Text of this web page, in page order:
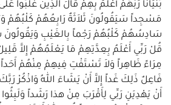
بُنْيَاناً رَبُّهُمْ أَعْلَمُ بِهِمْ قَالَ الذِينَ غَلَبُوا
مَسْجِداً سَيَقُولُونَ ثَلاَثَةٌ رَابِعُهُمْ كَلْبُهُمْ
سَادِسُهُمْ كَلْبُهُمْ رَجْماً بِالغَيْبِ
قُلْ رَبِّي أَعْلَمُ بِعِدَّتِهِمْ مَا يَعْلَمُهُمْ إِلاَّ قَلِيلٌ
مِرَاءً ظَاهِراً وَلاَ تَسْتَفْتِ فِيهِمْ مِنْهُمْ
فَاعِلٌ ذَلِكَ غَداً إِلاَّ أَنْ يَشَاءَ اللهُ وَاذْكُرْ
أَنْ يَهْدِيَنِ رَبِّي لِأَقْرَبَ مِنْ هذا رَشَداً